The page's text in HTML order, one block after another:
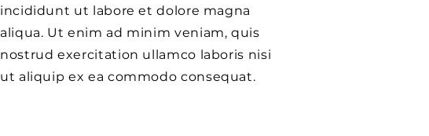
incididunt ut labore et dolore magna
aliqua. Ut enim ad minim veniam, quis
nostrud exercitation ullamco laboris nisi
ut aliquip ex ea commodo consequat.